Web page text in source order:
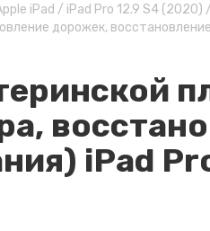
iPad / iPad Pro 12.9 S4 (2020) /
дорожек,
iPad